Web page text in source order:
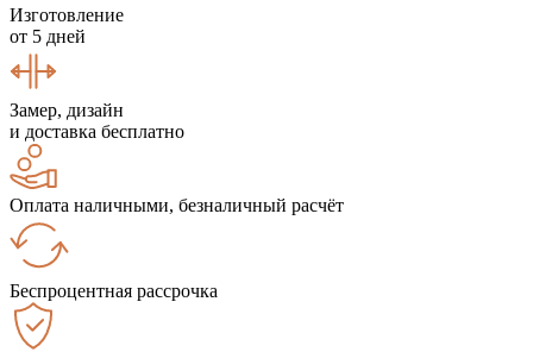
Изготовление
от 5 дней
Замер, дизайн
и доставка бесплатно
Оплата наличными, безналичный расчёт
Беспроцентная рассрочка